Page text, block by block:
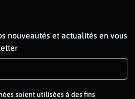
nouveautés et actualités en vous
soient utilisées à des fins